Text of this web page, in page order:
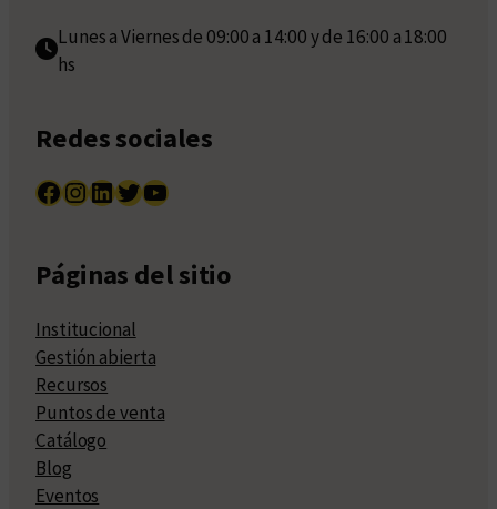
Lunes a Viernes de 09:00 a 14:00 y de 16:00 a 18:00
hs
Redes sociales
Facebook InstagramLinkedIn Twitter YouTube
Páginas del sitio
Institucional
Gestión abierta
Recursos
Puntos de venta
Catálogo
Blog
Eventos